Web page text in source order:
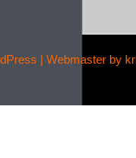
| Webmaster by